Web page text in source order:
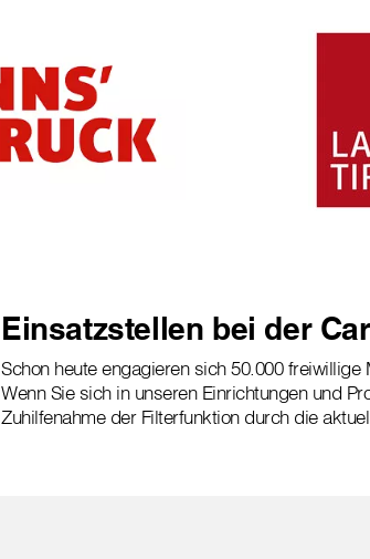
Einsatzstellen bei der
Schon heute engagieren sich 50.000
Wenn Sie sich in unseren Einrichtungen und
Zuhilfenahme der Filterfunktion durch die